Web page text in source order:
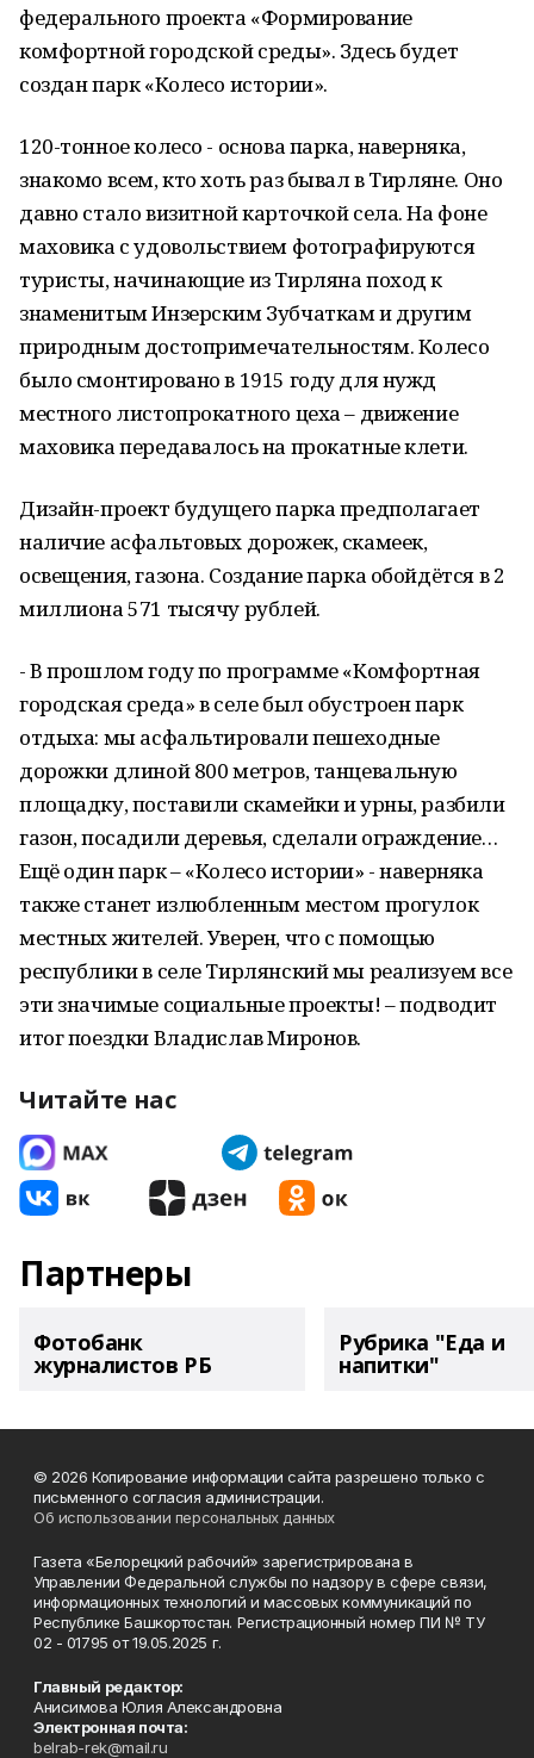
федерального проекта «Формирование
комфортной городской среды». Здесь будет
создан парк «Колесо истории».
120-тонное колесо - основа парка, наверняка,
знакомо всем, кто хоть раз бывал в Тирляне. Оно
давно стало визитной карточкой села. На фоне
маховика с удовольствием фотографируются
туристы, начинающие из Тирляна поход к
знаменитым Инзерским Зубчаткам и другим
природным достопримечательностям. Колесо
было смонтировано в 1915 году для нужд
местного листопрокатного цеха – движение
маховика передавалось на прокатные клети.
Дизайн-проект будущего парка предполагает
наличие асфальтовых дорожек, скамеек,
освещения, газона. Создание парка обойдётся в 2
миллиона 571 тысячу рублей.
- В прошлом году по программе «Комфортная
городская среда» в селе был обустроен парк
отдыха: мы асфальтировали пешеходные
дорожки длиной 800 метров, танцевальную
площадку, поставили скамейки и урны, разбили
газон, посадили деревья, сделали ограждение…
Ещё один парк – «Колесо истории» - наверняка
также станет излюбленным местом прогулок
местных жителей. Уверен, что с помощью
республики в селе Тирлянский мы реализуем все
эти значимые социальные проекты! – подводит
итог поездки Владислав Миронов.
Читайте нас
Партнеры
Фотобанк
журналистов РБ
Рубрика "Еда и
напитки"
© 2026 Копирование информации сайта разрешено только с
письменного согласия администрации.
Об использовании персональных данных
Газета «Белорецкий рабочий» зарегистрирована в
Управлении Федеральной службы по надзору в сфере связи,
информационных технологий и массовых коммуникаций по
Республике Башкортостан. Регистрационный номер ПИ № ТУ
02 - 01795 от 19.05.2025 г.
Главный редактор:
Анисимова Юлия Александровна
Электронная почта:
belrab-rek@mail.ru